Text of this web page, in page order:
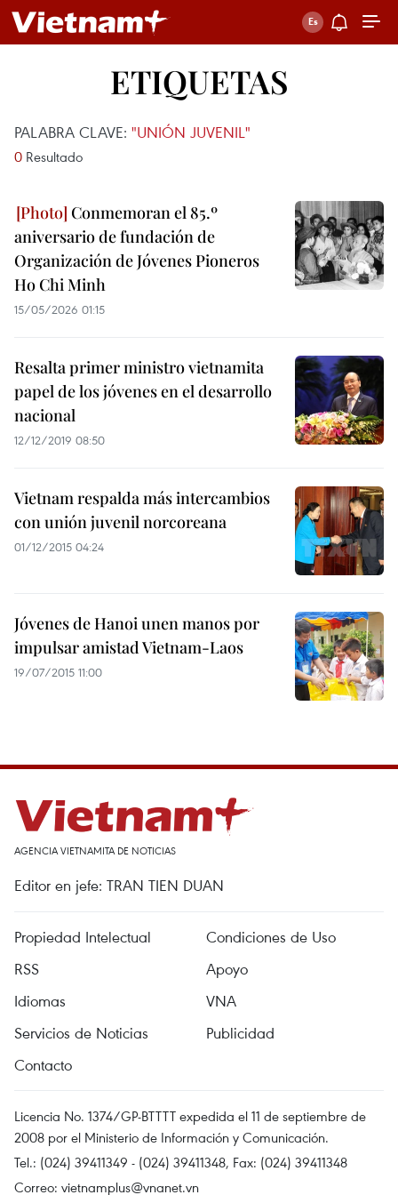
ETIQUETAS
PALABRA CLAVE: "UNIÓN JUVENIL"
0 Resultado
Conmemoran el 85.º
aniversario de fundación de
Organización de Jóvenes Pioneros
Ho Chi Minh
15/05/2026 01:15
Resalta primer ministro vietnamita
papel de los jóvenes en el desarrollo
nacional
12/12/2019 08:50
Vietnam respalda más intercambios
con unión juvenil norcoreana
01/12/2015 04:24
Jóvenes de Hanoi unen manos por
impulsar amistad Vietnam-Laos
19/07/2015 11:00
AGENCIA VIETNAMITA DE NOTICIAS
Editor en jefe: TRAN TIEN DUAN
Propiedad Intelectual
Condiciones de Uso
RSS
Apoyo
Idiomas
VNA
Servicios de Noticias
Publicidad
Contacto
Licencia No. 1374/GP-BTTTT expedida el 11 de septiembre de
2008 por el Ministerio de Información y Comunicación.
Tel.: (024) 39411349 - (024) 39411348, Fax: (024) 39411348
Correo: vietnamplus@vnanet.vn